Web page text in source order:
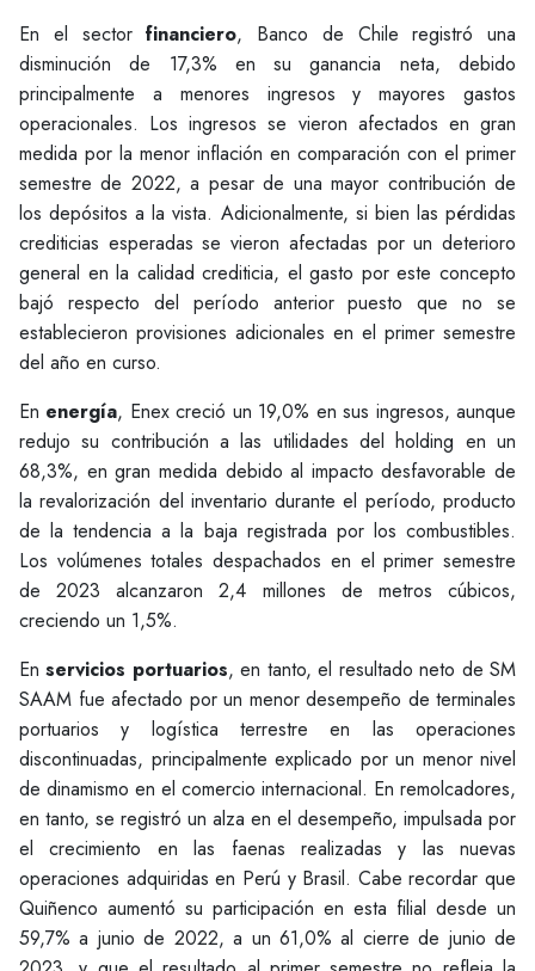
En el sectorfinanciero, Banco de Chile registró una
disminución de 17,3% en su ganancia neta, debido
principalmente a menores ingresos y mayores gastos
operacionales. Los ingresos se vieron afectados en gran
medida por la menor inflación en comparación con el primer
semestre de 2022, a pesar de una mayor contribución de
los depósitos a la vista. Adicionalmente, si bien las pérdidas
crediticias esperadas se vieron afectadas por un deterioro
general en la calidad crediticia, el gasto por este concepto
bajó respecto del período anterior puesto que no se
establecieron provisiones adicionales en el primer semestre
del año en curso.
En energía, Enex creció un 19,0% en sus ingresos, aunque
redujo su contribución a las utilidades del holding en un
68,3%, en gran medida debido al impacto desfavorable de
la revalorización del inventario durante el período, producto
de la tendencia a la baja registrada por los combustibles.
Los volúmenes totales despachados en el primer semestre
de 2023 alcanzaron 2,4 millones de metros cúbicos,
creciendo un 1,5%.
Enservicios portuarios, en tanto, el resultado neto de SM
SAAM fue afectado por un menor desempeño de terminales
portuarios y logística terrestre en las operaciones
discontinuadas, principalmente explicado por un menor nivel
de dinamismo en el comercio internacional. En remolcadores,
en tanto, se registró un alza en el desempeño, impulsada por
el crecimiento en las faenas realizadas y las nuevas
operaciones adquiridas en Perú y Brasil. Cabe recordar que
Quiñenco aumentó su participación en esta filial desde un
59,7% a junio de 2022, a un 61,0% al cierre de junio de